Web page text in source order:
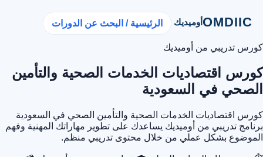
OMDIICأوميديك الرئيسية / البحث عن الدورات
كورس تدريبي من أوميديك
كورس اقتصاديات الخدمات الصحية والتأمين
الصحي في السعودية
كورس اقتصاديات الخدمات الصحية والتأمين الصحي في السعودية
برنامج تدريبي من أوميديك يساعدك على تطوير مهاراتك المهنية وفهم
الموضوع بشكل عملي من خلال محتوى تدريبي منظم.